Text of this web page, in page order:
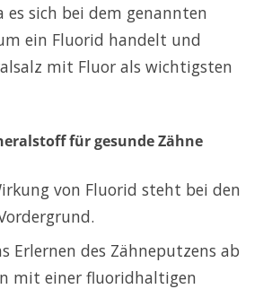
es sich bei dem genannten
ein Fluorid handelt und
mit Fluor als wichtigsten
für gesunde Zähne
von Fluorid steht bei den
Erlernen des Zähneputzens ab
mit einer fluoridhaltigen